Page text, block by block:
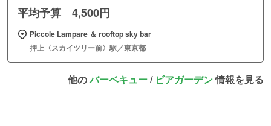
平均予算 4,500円
Piccole Lampare ＆ rooftop sky bar
押上〈スカイツリー前〉駅／東京都
他のバーベキュー/ ビアガーデン情報を見る